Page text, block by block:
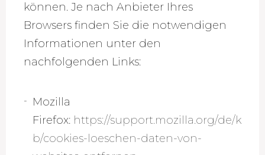
können. Je nach Anbieter Ihres
Browsers finden Sie die notwendigen
Informationen unter den
nachfolgenden Links:
Mozilla
Firefox: https://support.mozilla.org/de/k
b/cookies-loeschen-daten-von-